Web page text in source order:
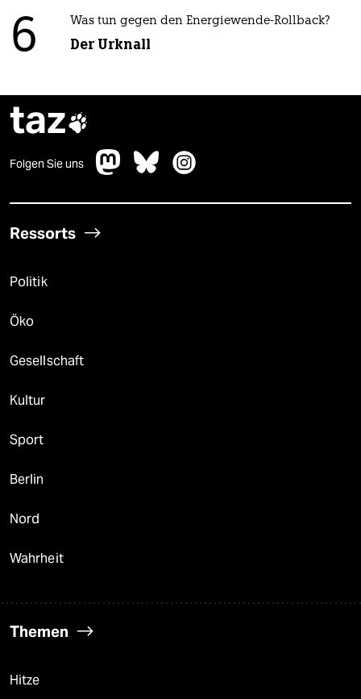
6 Was tun gegen den Energiewende-Rollback?
Der Urknall
taz
Folgen Sie uns
Ressorts
Politik
Öko
Gesellschaft
Kultur
Sport
Berlin
Nord
Wahrheit
Themen
Hitze